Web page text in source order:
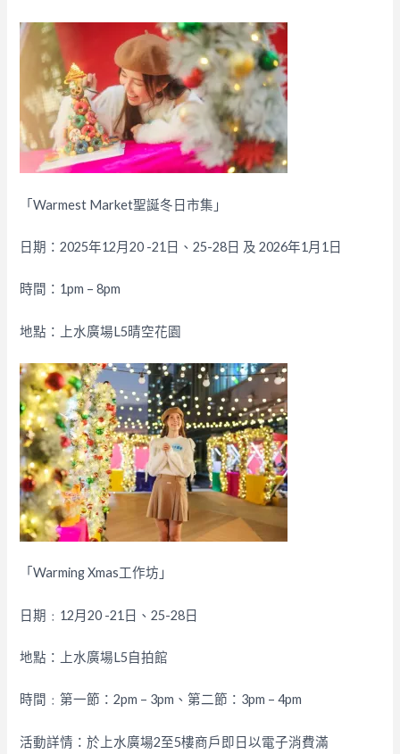
「Warmest Market聖誕冬日市集」
日期：2025年12月20 -21日、25-28日 及 2026年1月1日
時間：1pm – 8pm
地點：上水廣場L5晴空花園
「Warming Xmas工作坊」
日期﹕12月20 -21日、25-28日
地點：上水廣場L5自拍館
時間﹕第一節：2pm – 3pm、第二節：3pm – 4pm
活動詳情：於上水廣場2至5樓商戶即日以電子消費滿